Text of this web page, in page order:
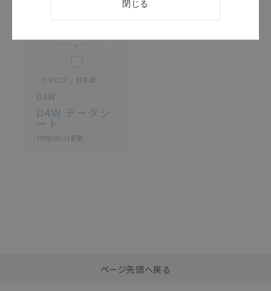
カタログ 日本語
D4W
D4W データシ
ート
1998/03/31更新
括ダウンロード
ページ先頭へ戻る
閉じる